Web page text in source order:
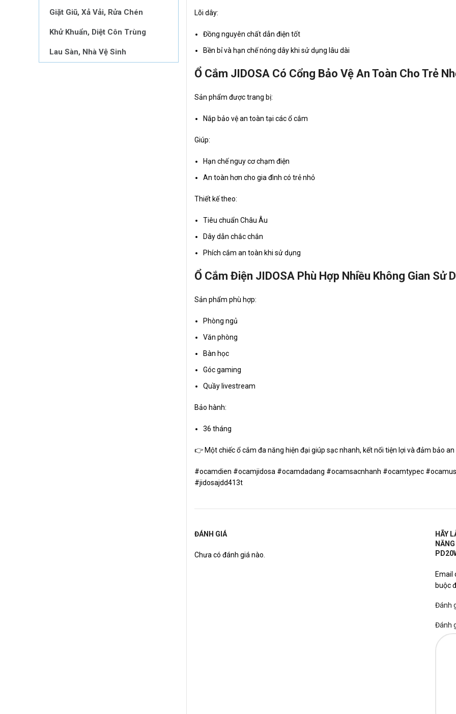
Lõi dây:
Đồng nguyên chất dẫn điện tốt
Bền bỉ và hạn chế nóng dây khi sử dụng lâu dài
Ổ Cắm JIDOSA Có Cổng Bảo Vệ An Toàn Cho Trẻ
Sản phẩm được trang bị:
Nắp bảo vệ an toàn tại các ổ cắm
Giúp:
Hạn chế nguy cơ chạm điện
An toàn hơn cho gia đình có trẻ nhỏ
Thiết kế theo:
Tiêu chuẩn Châu Âu
Dây dẫn chắc chắn
Phích cắm an toàn khi sử dụng
Ổ Cắm Điện JIDOSA Phù Hợp Nhiều Không Gian Sử
Sản phẩm phù hợp:
Phòng ngủ
Văn phòng
Bàn học
Góc gaming
Quầy livestream
Bảo hành:
36 tháng
👉 Một chiếc ổ cắm đa năng hiện đại giúp sạc nhanh, kết nối tiện lợi và đảm bảo
#ocamdien #ocamjidosa #ocamdadang #ocamsacnhanh #ocamtypec
#jidosajdd413t
ĐÁNH GIÁ
Chưa có đánh giá nào.
HÃY
Email
buộc
Đánh
Đánh
Giặt Giũ, Xả Vải, Rửa Chén
Khử Khuẩn, Diệt Côn Trùng
Lau Sàn, Nhà Vệ Sinh